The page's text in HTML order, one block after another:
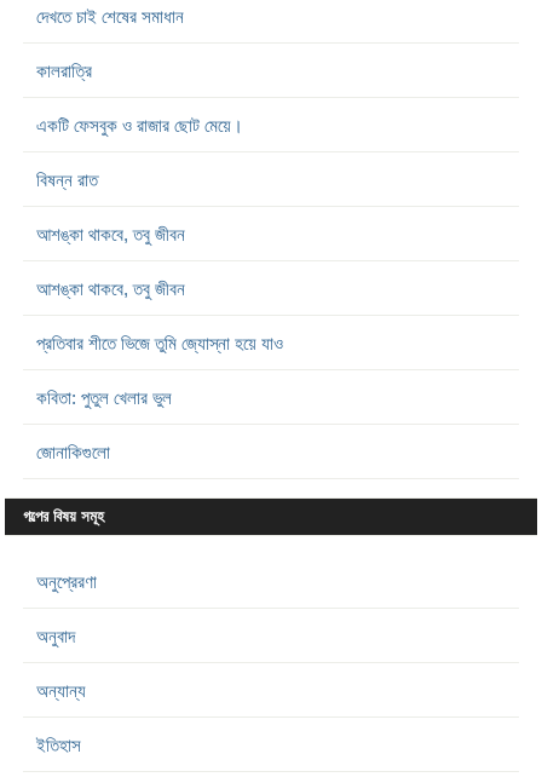
দেখতে চাই শেষের সমাধান
কালরাত্রি
একটি ফেসবুক ও রাজার ছোট মেয়ে।
বিষন্ন রাত
আশঙ্কা থাকবে, তবু জীবন
আশঙ্কা থাকবে, তবু জীবন
প্রতিবার শীতে ভিজে তুমি জ্যোস্না হয়ে যাও
কবিতা: পুতুল খেলার ভুল
জোনাকিগুলো
গল্পের বিষয় সমূহ
অনুপ্রেরণা
অনুবাদ
অন্যান্য
ইতিহাস